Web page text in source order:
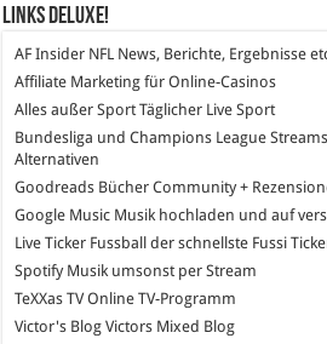
Links DeLuXe!
AF Insider NFL News, Berichte, Ergebnisse
Affiliate Marketing für Online-Casinos
Alles außer SportTäglicher Live Sport
Bundesliga und Champions League Streams
Alternativen
Goodreads Bücher Community +
Google Music Musik hochladen und auf
Live Ticker Fussball
der schnellste Fussi
SpotifyMusik umsonst per Stream
TeXXas TVOnline TV-Programm
Victor's Blog Victors Mixed Blog